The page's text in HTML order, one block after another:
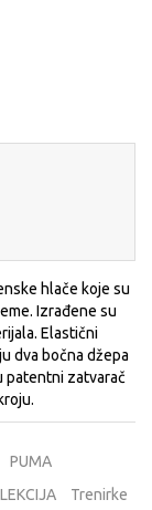
hlače koje su
Izrađene su
Elastični
dva bočna džepa
patentni zatvarač
PUMA
Trenirke